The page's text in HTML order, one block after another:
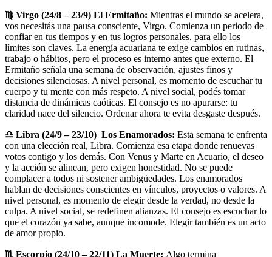
♍ Virgo (24/8 – 23/9) El Ermitaño: Mientras el mundo se acelera,
vos necesitás una pausa consciente, Virgo. Comienza un periodo de
confiar en tus tiempos y en tus logros personales, para ello los
límites son claves. La energía acuariana te exige cambios en rutinas,
trabajo o hábitos, pero el proceso es interno antes que externo. El
Ermitaño señala una semana de observación, ajustes finos y
decisiones silenciosas. A nivel personal, es momento de escuchar tu
cuerpo y tu mente con más respeto. A nivel social, podés tomar
distancia de dinámicas caóticas. El consejo es no apurarse: tu
claridad nace del silencio. Ordenar ahora te evita desgaste después.
♎ Libra (24/9 – 23/10) Los Enamorados: Esta semana te enfrenta
con una elección real, Libra. Comienza esa etapa donde renuevas
votos contigo y los demás. Con Venus y Marte en Acuario, el deseo
y la acción se alinean, pero exigen honestidad. No se puede
complacer a todos ni sostener ambigüedades. Los enamorados
hablan de decisiones conscientes en vínculos, proyectos o valores. A
nivel personal, es momento de elegir desde la verdad, no desde la
culpa. A nivel social, se redefinen alianzas. El consejo es escuchar lo
que el corazón ya sabe, aunque incomode. Elegir también es un acto
de amor propio.
♏ Escorpio (24/10 – 22/11) La Muerte: Algo termina